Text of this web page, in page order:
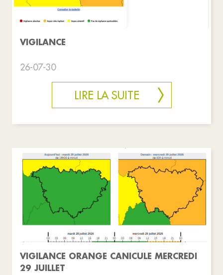
VIGILANCE
26-07-30
LIRE LA SUITE
VIGILANCE ORANGE CANICULE MERCREDI
29 JUILLET